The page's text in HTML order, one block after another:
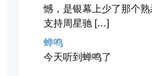
海林街头
黑龙江的空气质量出乎
憾，是银幕上少了那个
支持周星驰 […]
蝉鸣
今天听到蝉鸣了